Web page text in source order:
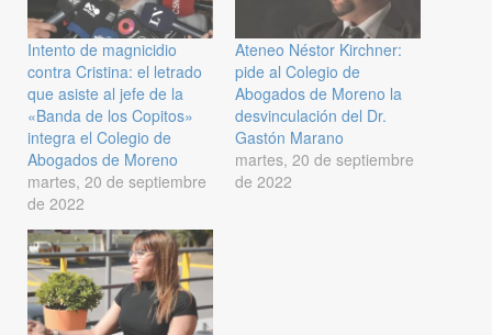
Intento de magnicidio
contra Cristina: el letrado
que asiste al jefe de la
«Banda de los Copitos»
integra el Colegio de
Abogados de Moreno
martes, 20 de septiembre
de 2022
Ateneo Néstor Kirchner:
pide al Colegio de
Abogados de Moreno la
desvinculación del Dr.
Gastón Marano
martes, 20 de septiembre
de 2022